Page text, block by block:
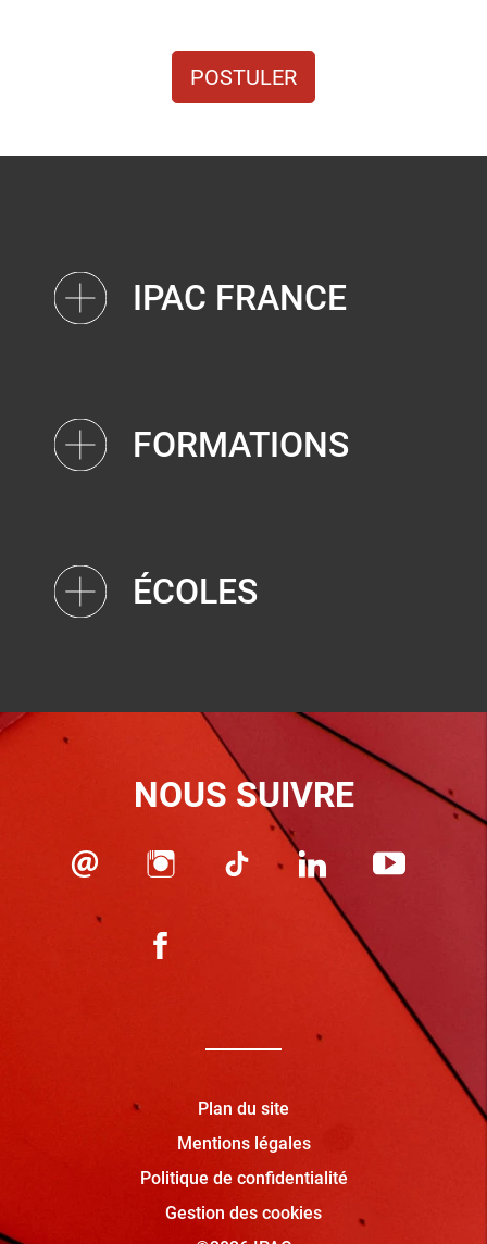
POSTULER
IPAC FRANCE
FORMATIONS
ÉCOLES
NOUS SUIVRE
Plan du site
Mentions légales
Politique de confidentialité
Gestion des cookies